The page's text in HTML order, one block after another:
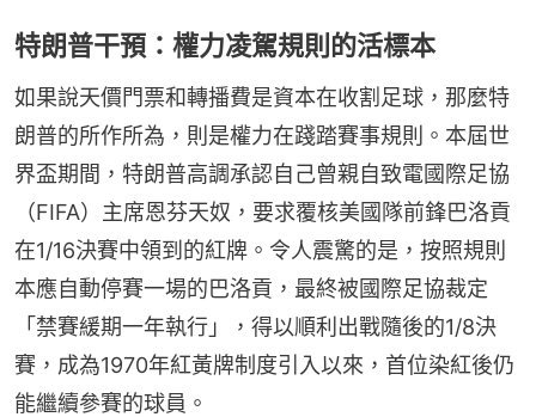
特朗普干預：權力凌駕規則的活標本
如果說天價門票和轉播費是資本在收割足球，那麼特
朗普的所作所為，則是權力在踐踏賽事規則。本屆世
界盃期間，特朗普高調承認自己曾親自致電國際足協
（FIFA）主席恩芬天奴，要求覆核美國隊前鋒巴洛貢
在1/16決賽中領到的紅牌。令人震驚的是，按照規則
本應自動停賽一場的巴洛貢，最終被國際足協裁定
「禁賽緩期一年執行」，得以順利出戰隨後的1/8決
賽，成為1970年紅黃牌制度引入以來，首位染紅後仍
能繼續參賽的球員。